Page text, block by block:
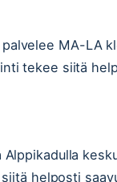
MA-LA
tekee siitä
helposti